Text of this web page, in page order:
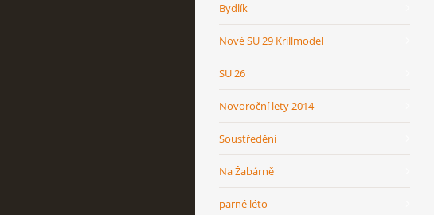
Bydlík
Nové SU 29 Krillmodel
SU 26
Novoroční lety 2014
Soustředění
Na Žabárně
parné léto